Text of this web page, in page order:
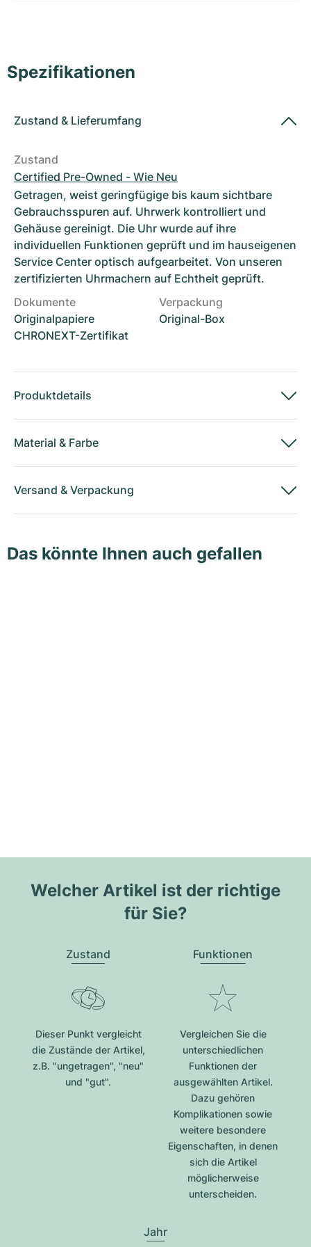
Spezifikationen
Zustand & Lieferumfang
Zustand
Certified Pre-Owned - Wie Neu
Getragen, weist geringfügige bis kaum sichtbare
Gebrauchsspuren auf. Uhrwerk kontrolliert und
Gehäuse gereinigt. Die Uhr wurde auf ihre
individuellen Funktionen geprüft und im hauseigenen
Service Center optisch aufgearbeitet. Von unseren
zertifizierten Uhrmachern auf Echtheit geprüft.
Dokumente
Originalpapiere
CHRONEXT-Zertifikat
Verpackung
Original-Box
Produktdetails
Material & Farbe
Versand & Verpackung
Das könnte Ihnen auch gefallen
Welcher Artikel ist der richtige
für Sie?
Zustand
Dieser Punkt vergleicht
die Zustände der Artikel,
z.B. "ungetragen", "neu"
und "gut".
Funktionen
Vergleichen Sie die
unterschiedlichen
Funktionen der
ausgewählten Artikel.
Dazu gehören
Komplikationen sowie
weitere besondere
Eigenschaften, in denen
sich die Artikel
möglicherweise
unterscheiden.
Jahr